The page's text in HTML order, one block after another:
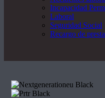
Incapacidad
Laboral
Seguridad Social
Recargo de